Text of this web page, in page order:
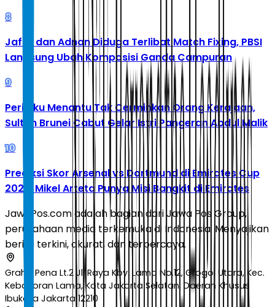
8
Jafar dan Adnan Diduga Terlibat Match Fixing, PBSI
Langsung Ubah Komposisi Ganda Campuran
9
Perilaku Menantu Tak Cerminkan Orang Kerajaan,
Sultan Brunei Cabut Gelar Istri Pangeran Abdul Malik
10
Prediksi Skor Arsenal vs Dortmund di Emirates Cup
2026: Mikel Arteta Punya Misi Bangkit di Emirates
JawaPos.com adalah bagian dari Jawa Pos Group,
perusahaan media terkemuka di Indonesia. Menyajikan
berita terkini, akurat, dan terpercaya.
Graha Pena Lt.2 Jl. Raya Kby. Lama No.12, Grogol Utara, Kec.
Kebayoran Lama, Kota Jakarta Selatan, Daerah Khusus
Ibukota Jakarta 12210